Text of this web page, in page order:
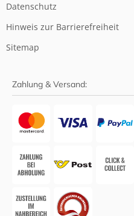
Datenschutz
Hinweis zur Barrierefreiheit
Sitemap
Zahlung & Versand: